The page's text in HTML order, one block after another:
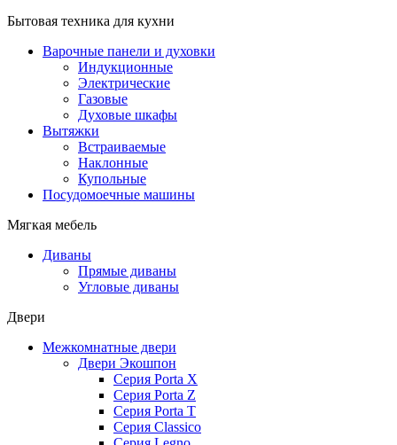
Бытовая техника для кухни
Варочные панели и духовки
Индукционные
Электрические
Газовые
Духовые шкафы
Вытяжки
Встраиваемые
Наклонные
Купольные
Посудомоечные машины
Мягкая мебель
Диваны
Прямые диваны
Угловые диваны
Двери
Межкомнатные двери
Двери Экошпон
Серия Porta X
Серия Porta Z
Серия Porta T
Серия Classico